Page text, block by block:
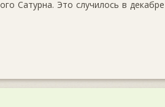
Сатурна. Это случилось в декабре